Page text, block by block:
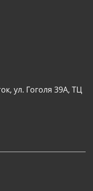
ул. Гоголя 39А, ТЦ